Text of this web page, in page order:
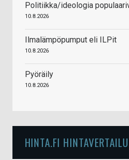
Politiikka/ideologia
10.8.2026
Ilmalämpöpumput eli ILPit
10.8.2026
Pyöräily
10.8.2026
HINTA.FI HINTAVERTAILU